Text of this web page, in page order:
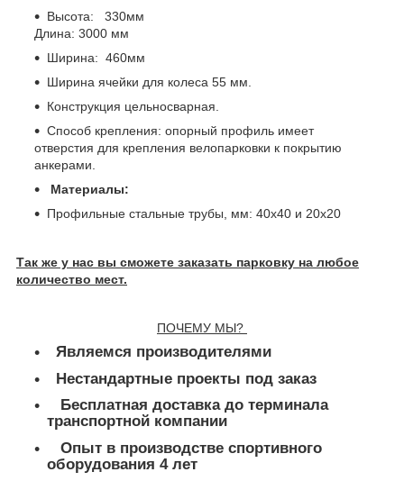
Высота: 330мм
Длина: 3000 мм
Ширина: 460мм
Ширина ячейки для колеса 55 мм.
Конструкция цельносварная.
Способ крепления: опорный профиль имеет
отверстия для крепления велопарковки к покрытию
анкерами.
Материалы:
Профильные стальные трубы, мм: 40х40 и 20х20
Так же у нас вы сможете заказать парковку на любое
количество мест.
ПОЧЕМУ МЫ?
Являемся производителями
Нестандартные проекты под заказ
Бесплатная доставка до терминала
транспортной компании
Опыт в производстве спортивного
оборудования 4 лет